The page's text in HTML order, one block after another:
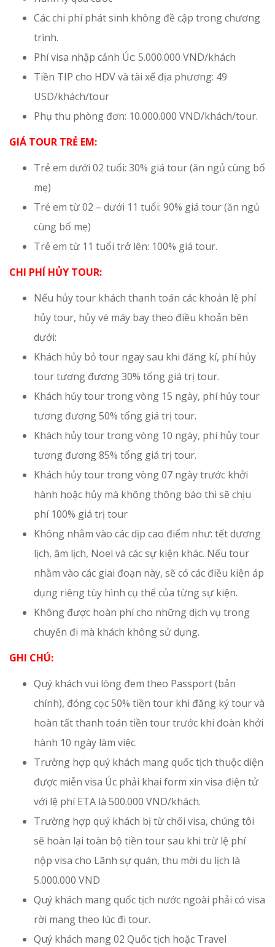
Các chi phí phát sinh không đề cập trong chương
trình.
Phí visa nhập cảnh Úc: 5.000.000 VND/khách
Tiền TIP cho HDV và tài xế địa phương: 49
USD/khách/tour
Phụ thu phòng đơn: 10.000.000 VND/khách/tour.
GIÁ TOUR TRẺ EM:
Trẻ em dưới 02 tuổi: 30% giá tour (ăn ngủ cùng bố
mẹ)
Trẻ em từ 02 – dưới 11 tuổi: 90% giá tour (ăn ngủ
cùng bố mẹ)
Trẻ em từ 11 tuổi trở lên: 100% giá tour.
CHI PHÍ HỦY TOUR:
Nếu hủy tour khách thanh toán các khoản lệ phí
hủy tour, hủy vé máy bay theo điều khoản bên
dưới:
Khách hủy bỏ tour ngay sau khi đăng kí, phí hủy
tour tương đương 30% tổng giá trị tour.
Khách hủy tour trong vòng 15 ngày, phí hủy tour
tương đương 50% tổng giá trị tour.
Khách hủy tour trong vòng 10 ngày, phí hủy tour
tương đương 85% tổng giá trị tour.
Khách hủy tour trong vòng 07 ngày trước khởi
hành hoặc hủy mà không thông báo thì sẽ chịu
phí 100% giá trị tour
Không nhằm vào các dịp cao điểm như: tết dương
lịch, âm lịch, Noel và các sự kiện khác. Nếu tour
nhằm vào các giai đoạn này, sẽ có các điều kiện áp
dụng riêng tùy hình cụ thể của từng sự kiện.
Không được hoàn phí cho những dịch vụ trong
chuyến đi mà khách không sử dụng.
GHI CHÚ:
Quý khách vui lòng đem theo Passport (bản
chính), đóng cọc 50% tiền tour khi đăng ký tour và
hoàn tất thanh toán tiền tour trước khi đoàn khởi
hành 10 ngày làm việc.
Trường hợp quý khách mang quốc tịch thuộc diện
được miễn visa Úc phải khai form xin visa điện tử
với lệ phí ETA là 500.000 VND/khách.
Trường hợp quý khách bị từ chối visa, chúng tôi
sẽ hoàn lại toàn bộ tiền tour sau khi trừ lệ phí
nộp visa cho Lãnh sự quán, thu mời du lịch là
5.000.000 VND
Quý khách mang quốc tịch nước ngoài phải có visa
rời mang theo lúc đi tour.
Quý khách mang 02 Quốc tịch hoặc Travel